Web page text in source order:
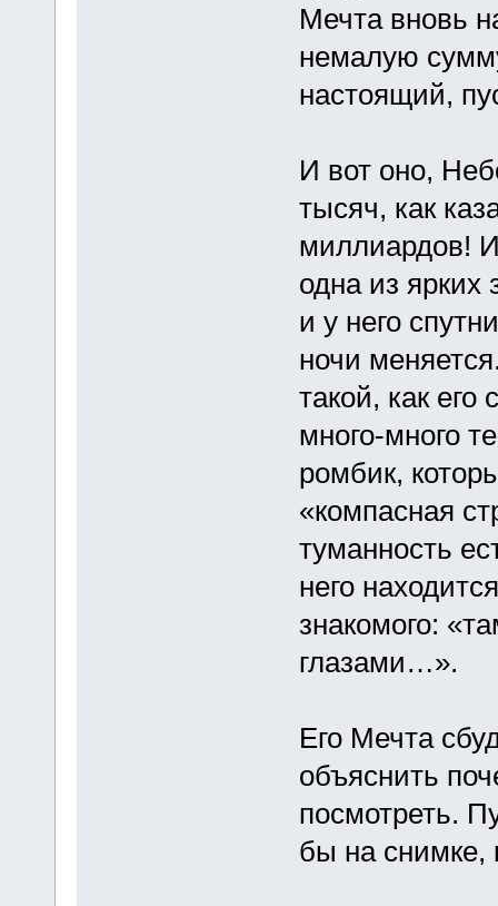
Мечта вновь
немалую
настоящий,
И вот оно,
тысяч, как
миллиардов!
одна из ярких
и у него
ночи
такой, как
много-много
ромбик,
«компасная
туманность
него
знакомого:
глазами…».
Его Мечта
объяснить
посмотреть.
бы на снимке,